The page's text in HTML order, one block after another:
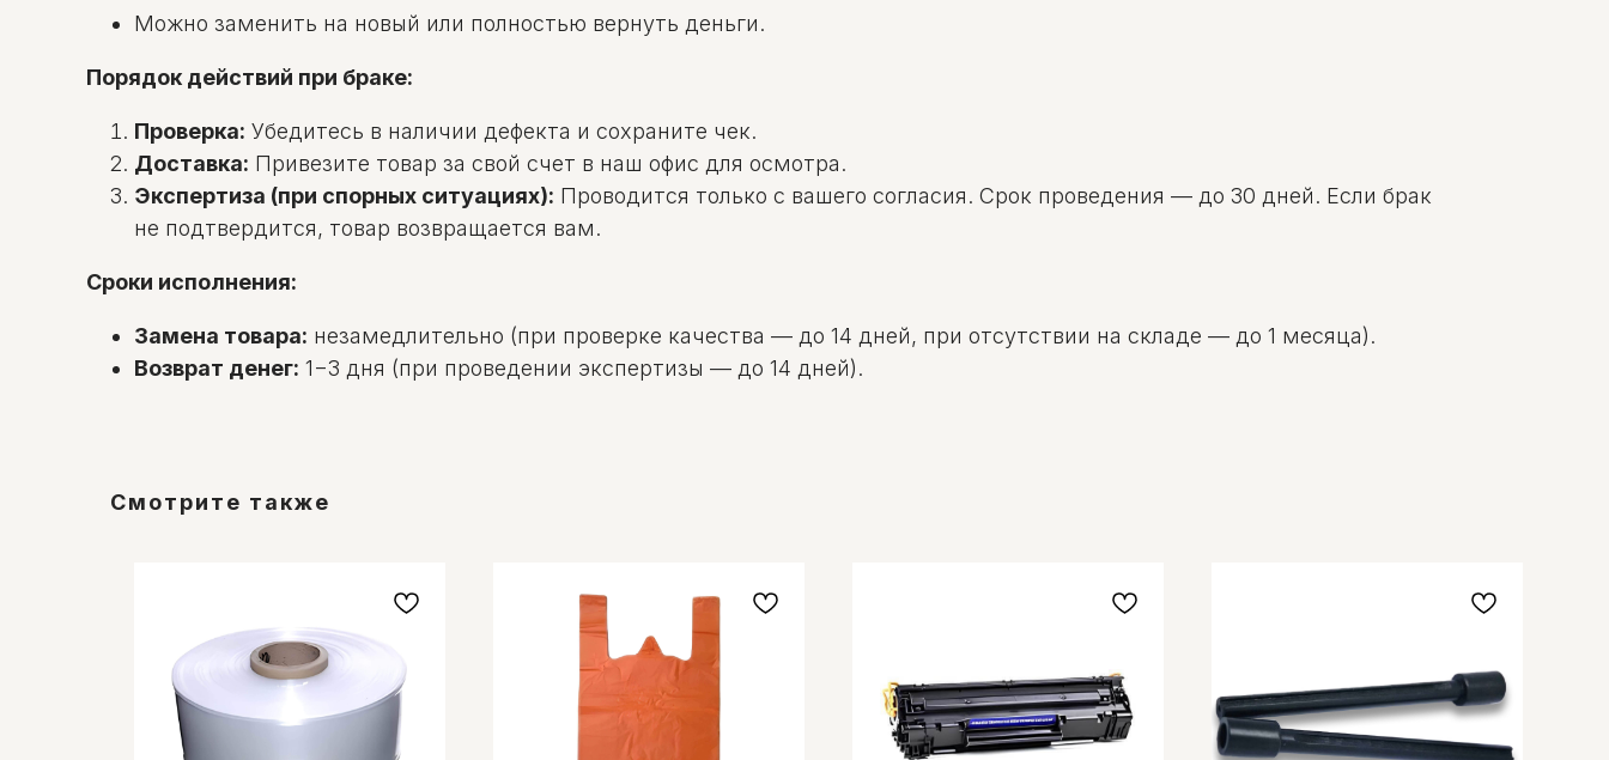
Можно заменить на новый или полностью вернуть деньги.
Порядок действий при браке:
Проверка: Убедитесь в наличии дефекта и сохраните чек.
Доставка: Привезите товар за свой счет в наш офис для осмотра.
Экспертиза (при спорных ситуациях): Проводится только с вашего согласия. Срок проведения — до 30 дней. Если брак
не подтвердится, товар возвращается вам.
Сроки исполнения:
Замена товара: незамедлительно (при проверке качества — до 14 дней, при отсутствии на складе — до 1 месяца).
Возврат денег: 1−3 дня (при проведении экспертизы — до 14 дней).
Смотрите также